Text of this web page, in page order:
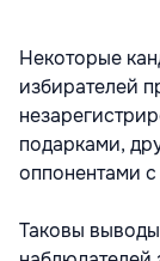
Некоторые
избирателей
подарками,
оппонентами
Таковы